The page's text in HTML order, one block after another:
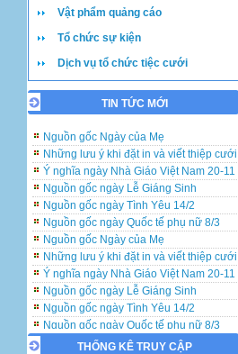
Vật phẩm quảng cáo
Tổ chức sự kiện
Dịch vụ tổ chức tiệc cưới
TIN TỨC MỚI
Những lưu ý khi đặt in và viết thiệp cưới
Ý nghĩa ngày Nhà Giáo Việt Nam 20-11
Nguồn gốc ngày Lễ Giáng Sinh
Nguồn gốc ngày Tình Yêu 14/2
Nguồn gốc ngày Quốc tế phụ nữ 8/3
Nguồn gốc Ngày của Mẹ
Những lưu ý khi đặt in và viết thiệp cưới
Ý nghĩa ngày Nhà Giáo Việt Nam 20-11
Nguồn gốc ngày Lễ Giáng Sinh
Nguồn gốc ngày Tình Yêu 14/2
Nguồn gốc ngày Quốc tế phụ nữ 8/3
Nguồn gốc Ngày của Mẹ
Những lưu ý khi đặt in và viết thiệp cưới
Ý nghĩa ngày Nhà Giáo Việt Nam 20-11
Nguồn gốc ngày Lễ Giáng Sinh
Nguồn gốc ngày Tình Yêu 14/2
Nguồn gốc ngày Quốc tế phụ nữ 8/3
Nguồn gốc Ngày của Mẹ
THỐNG KÊ TRUY CẬP